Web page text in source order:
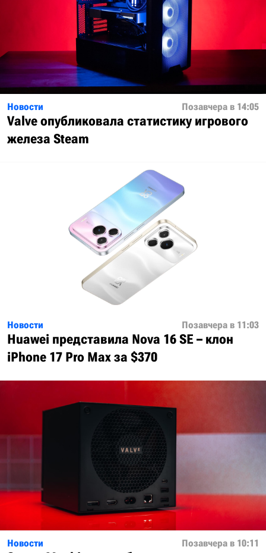
Новости Позавчера в 14:05
Valve опубликовала статистику игрового
железа Steam
Новости Позавчера в 11:03
Huawei представила Nova 16 SE – клон
iPhone 17 Pro Max за $370
Новости Позавчера в 10:11